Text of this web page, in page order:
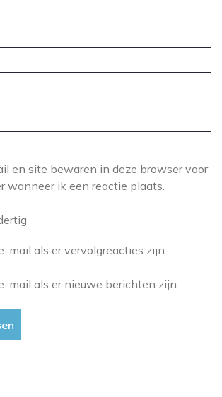
en site bewaren in deze browser voor
wanneer ik een reactie plaats.
mail als er vervolgreacties zijn.
mail als er nieuwe berichten zijn.